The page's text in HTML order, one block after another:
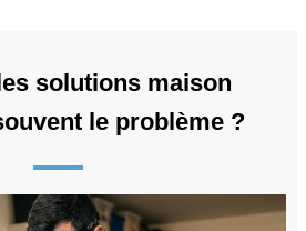
solutions maison
le problème ?